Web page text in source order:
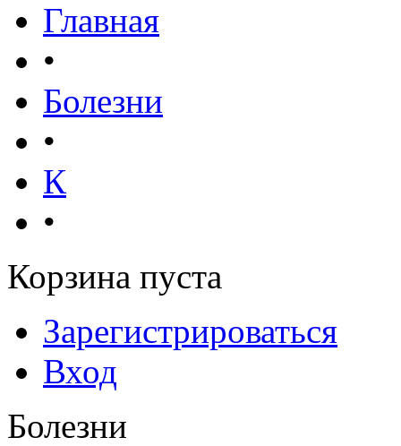
Главная
•
Болезни
•
К
•
Корзина пуста
Зарегистрироваться
Вход
Болезни